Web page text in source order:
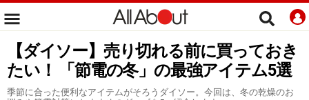
【ダイソー】売り切れる前に買っておき
たい！ 「節電の冬」の最強アイテム5選
季節に合った便利なアイテムがそろうダイソー。今回は、冬の乾燥のお